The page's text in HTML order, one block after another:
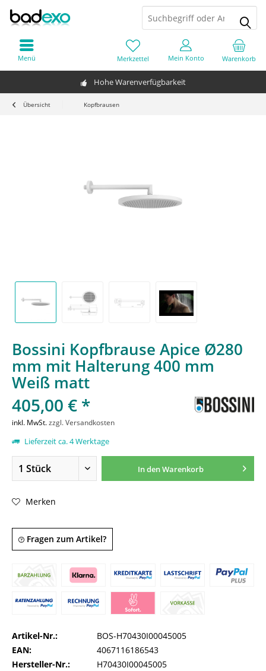
Hohe Warenverfügbarkeit
Warenkorb
Merkzettel Mein Konto
Menü
Übersicht Kopfbrausen
Bossini Kopfbrause Apice Ø280
mm mit Halterung 400 mm
Weiß matt
405,00 € *
inkl. MwSt.zzgl. Versandkosten
Lieferzeit ca. 4 Werktage
In denWarenkorb
Merken
Fragen zum Artikel?
Artikel-Nr.:
BOS-H70430I00045005
EAN:
4067116186543
Hersteller-Nr.:
H70430I00045005